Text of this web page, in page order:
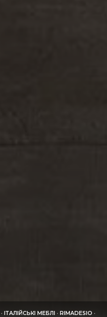
· ІТАЛІЙСЬКІ МЕБЛІ · RIMADESIO ·